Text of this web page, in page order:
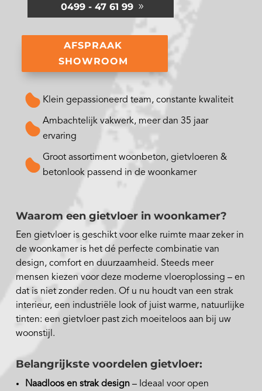
0499 - 47 61 99
AFSPRAAK
SHOWROOM
Klein gepassioneerd team, constante kwaliteit
Ambachtelijk vakwerk, meer dan 35 jaar
ervaring
Groot assortiment woonbeton, gietvloeren &
betonlook passend in de woonkamer
Waarom een gietvloer in woonkamer?
Een gietvloer is geschikt voor elke ruimte maar zeker in
de woonkamer is het dé perfecte combinatie van
design, comfort en duurzaamheid. Steeds meer
mensen kiezen voor deze moderne vloeroplossing – en
dat is niet zonder reden. Of u nu houdt van een strak
interieur, een industriële look of juist warme, natuurlijke
tinten: een gietvloer past zich moeiteloos aan bij uw
woonstijl.
Belangrijkste voordelen gietvloer:
Naadloos en strak design – Ideaal voor open